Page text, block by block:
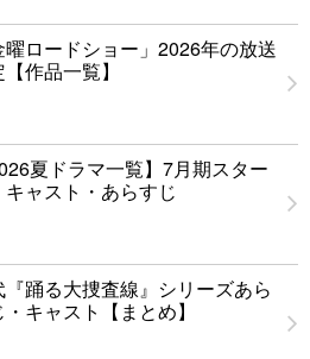
曜ロードショー」2026年の放送
作品一覧】
夏ドラマ一覧】7月期スター
キャスト・あらすじ
『踊る大捜査線』シリーズあら
キャスト【まとめ】